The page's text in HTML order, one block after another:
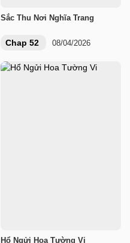
Sắc Thu Nơi Nghĩa Trang
Chap 52 08/04/2026
Hổ Ngửi Hoa Tường Vi